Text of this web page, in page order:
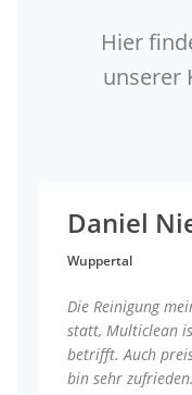
Hier
unserer
Daniel
Wuppertal
Die Reinigung
statt, Multiclean
betrifft. Auch
bin sehr zufrieden.